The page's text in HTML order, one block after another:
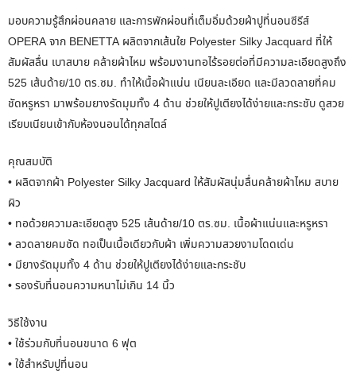
มอบความรู้สึกผ่อนคลาย และการพักผ่อนที่เต็มอิ่มด้วยผ้าปูที่นอนซีรีส์
OPERA จาก BENETTA ผลิตจากเส้นใย Polyester Silky Jacquard ที่ให้
สัมผัสลื่น เบาสบาย คล้ายผ้าไหม พร้อมงานทอไร้รอยต่อที่มีความละเอียดสูงถึง
525 เส้นด้าย/10 ตร.ซม. ทำให้เนื้อผ้าแน่น เนียนละเอียด และมีลวดลายที่คม
ชัดหรูหรา มาพร้อมยางรัดมุมทั้ง 4 ด้าน ช่วยให้ปูเตียงได้ง่ายและกระชับ ดูสวย
เรียบเนียนเข้ากับห้องนอนได้ทุกสไตล์
คุณสมบัติ
• ผลิตจากผ้า Polyester Silky Jacquard ให้สัมผัสนุ่มลื่นคล้ายผ้าไหม สบาย
ผิว
• ทอด้วยความละเอียดสูง 525 เส้นด้าย/10 ตร.ซม. เนื้อผ้าแน่นและหรูหรา
• ลวดลายคมชัด ทอเป็นเนื้อเดียวกับผ้า เพิ่มความสวยงามโดดเด่น
• มียางรัดมุมทั้ง 4 ด้าน ช่วยให้ปูเตียงได้ง่ายและกระชับ
• รองรับที่นอนความหนาไม่เกิน 14 นิ้ว
วิธีใช้งาน
• ใช้ร่วมกับที่นอนขนาด 6 ฟุต
• ใช้สำหรับปูที่นอน